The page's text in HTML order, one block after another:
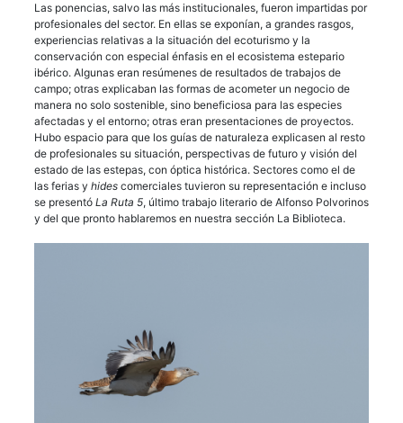
Las ponencias, salvo las más institucionales, fueron impartidas por
profesionales del sector. En ellas se exponían, a grandes rasgos,
experiencias relativas a la situación del ecoturismo y la
conservación con especial énfasis en el ecosistema estepario
ibérico. Algunas eran resúmenes de resultados de trabajos de
campo; otras explicaban las formas de acometer un negocio de
manera no solo sostenible, sino beneficiosa para las especies
afectadas y el entorno; otras eran presentaciones de proyectos.
Hubo espacio para que los guías de naturaleza explicasen al resto
de profesionales su situación, perspectivas de futuro y visión del
estado de las estepas, con óptica histórica. Sectores como el de
las ferias y hides comerciales tuvieron su representación e incluso
se presentó La Ruta 5, último trabajo literario de Alfonso Polvorinos
y del que pronto hablaremos en nuestra sección La Biblioteca.